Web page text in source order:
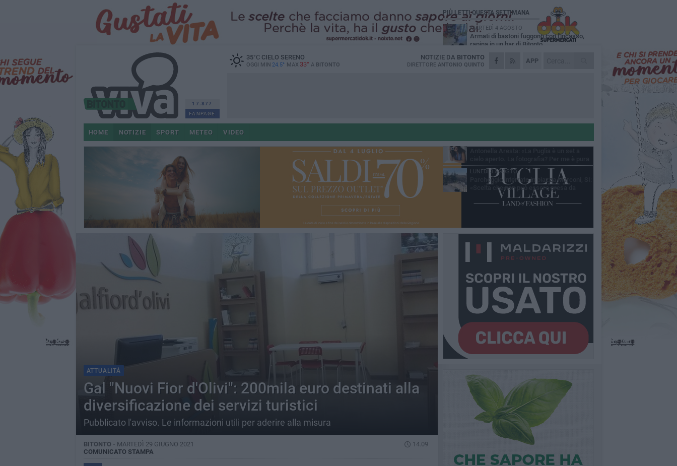
17.877
FANPAGE
35°CCIELO SERENO
OGGI MIN 24.5° MAX 33° A BITONTO
APP
NOTIZIE DA BITONTO
DIRETTORE ANTONIO QUINTO
HOME NOTIZIE SPORT METEO VIDEO
ATTUALITÀ
Gal "Nuovi Fior d'Olivi": 200mila euro destinati alla
diversificazione dei servizi turistici
Pubblicato l'avviso. Le informazioni utili per aderire alla misura
BITONTO - MARTEDÌ 29 GIUGNO 2021
14.09
COMUNICATO STAMPA
PIÙ LETTI QUESTA SETTIMANA
MARTEDÌ 4 AGOSTO
Armati di bastoni fuggono con l'incasso,
rapina in un bar di Bitonto
VENERDÌ 31 LUGLIO
Furti d'auto, scoperta la banda tra Bitonto e
Fratelli d'Italia Bitonto: «Vicinanza alla
LUNEDÌ 3 AGOSTO
poesia»
LUNEDÌ 3 AGOSTO
Parcheggio interrato in piazza Marconi, SI:
«Scelta che non può essere presa da